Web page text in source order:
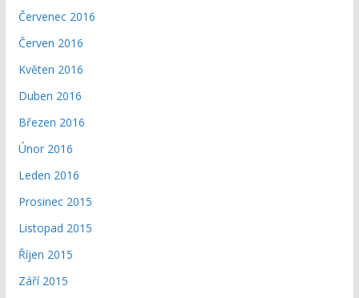
Červenec 2016
Červen 2016
Květen 2016
Duben 2016
Březen 2016
Únor 2016
Leden 2016
Prosinec 2015
Listopad 2015
Říjen 2015
Září 2015